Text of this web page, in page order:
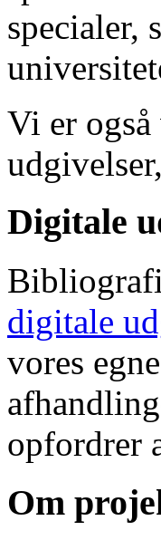
specialer,
Vi er
Digitale
digitale
vores
opfordrer
Om